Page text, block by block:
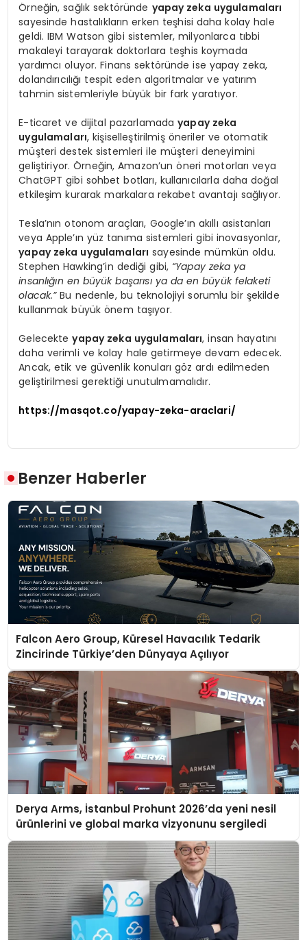
Örneğin, sağlık sektöründe yapay zeka uygulamaları
sayesinde hastalıkların erken teşhisi daha kolay hale
geldi. IBM Watson gibi sistemler, milyonlarca tıbbi
makaleyi tarayarak doktorlara teşhis koymada
yardımcı oluyor. Finans sektöründe ise yapay zeka,
dolandırıcılığı tespit eden algoritmalar ve yatırım
tahmin sistemleriyle büyük bir fark yaratıyor.
E-ticaret ve dijital pazarlamadayapay zeka
uygulamaları, kişiselleştirilmiş öneriler ve otomatik
müşteri destek sistemleri ile müşteri deneyimini
geliştiriyor. Örneğin, Amazon’un öneri motorları veya
ChatGPT gibi sohbet botları, kullanıcılarla daha doğal
etkileşim kurarak markalara rekabet avantajı sağlıyor.
Tesla’nın otonom araçları, Google’ın akıllı asistanları
veya Apple’ın yüz tanıma sistemleri gibi inovasyonlar,
yapay zeka uygulamaları sayesinde mümkün oldu.
Stephen Hawking’in dediği gibi, “Yapay zeka ya
insanlığın en büyük başarısı ya da en büyük felaketi
olacak.”Bu nedenle, bu teknolojiyi sorumlu bir şekilde
kullanmak büyük önem taşıyor.
Gelecekteyapay zeka uygulamaları, insan hayatını
daha verimli ve kolay hale getirmeye devam edecek.
Ancak, etik ve güvenlik konuları göz ardı edilmeden
geliştirilmesi gerektiği unutulmamalıdır.
https://masqot.co/yapay-zeka-araclari/
Benzer Haberler
Falcon Aero Group, Küresel Havacılık Tedarik
Zincirinde Türkiye’den Dünyaya Açılıyor
Derya Arms, İstanbul Prohunt 2026’da yeni nesil
ürünlerini ve global marka vizyonunu sergiledi